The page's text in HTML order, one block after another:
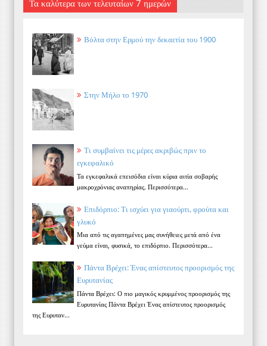
Τα καλύτερα των τελευταίων 7 ημερών
Βόλτα στην Ερμού την δεκαετία του 1900
Στην Μήλο το 1970
Τι συμβαίνει τις μέρες ακριβώς πριν το
εγκεφαλικό
Τα εγκεφαλικά επεισόδια είναι κύρια αιτία σοβαρής
μακροχρόνιας αναπηρίας. Περισσότερα...
Επιδόρπιο: Τι ισχύει για γιαούρτι, φρούτα και
γλυκό
Μια από τις αγαπημένες μας συνήθειες μετά από ένα
γεύμα είναι, φυσικά, το επιδόρπιο. Περισσότερα...
Πάντα Βρέχει: Ένας απίστευτος προορισμός της
Ευρυτανίας
Πάντα Βρέχει: Ο πιο μαγικός κρυμμένος προορισμός της
Ευρυτανίας Πάντα Βρέχει Ένας απίστευτος προορισμός
της Ευρυταν...